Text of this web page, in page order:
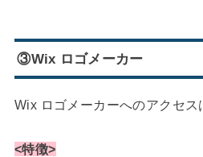
③Wix ロゴメーカー
Wix ロゴメーカーへのアクセス
<特徴>